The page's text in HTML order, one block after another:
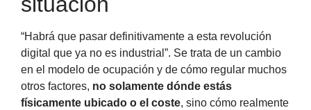
“Habrá que pasar definitivamente a esta revolución
digital que ya no es industrial”. Se trata de un cambio
en el modelo de ocupación y de cómo regular muchos
otros factores, no solamente dónde estás
físicamente ubicado o el coste, sino cómo realmente